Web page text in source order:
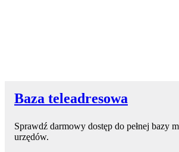
Baza teleadresowa
Sprawdź darmowy dostęp do pełnej bazy
urzędów.